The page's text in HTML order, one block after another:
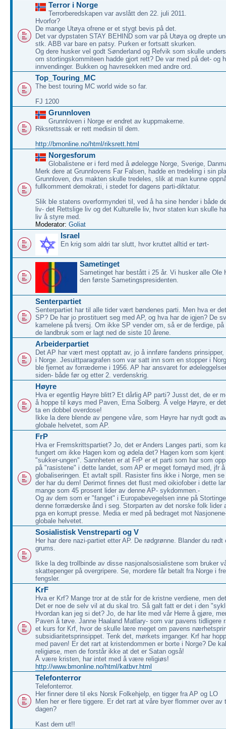
Terror i Norge
Terrorberedskapen var avslått den 22. juli 2011.
Hvorfor?
De mange Utøya ofrene er et stygt bevis på det.
Det var dypstaten STAY BEHIND som var på Utøya og drepte
stk. ABB var bare en patsy. Purken er fortsatt skurken.
Og dere husker vel godt Sønderland og Refvik som skulle
om stortingskommiteen hadde gjort rett? De var med på det- og
innvendinger. Bukken og havresekken med andre ord.
Top_Touring_MC
The best touring MC world wide so far.
FJ 1200
Grunnloven
Grunnloven i Norge er endret av kuppmakerne.
Riksrettssak er rett medisin til dem.
http://bmonline.no/html/riksrett.html
Norgesforum
Globalistene er i ferd med å ødelegge Norge, Sverige,
Merk dere at Grunnlovens Far Falsen, hadde en tredeling i sin
Grunnloven, dvs makten skulle tredeles, slik at man kunne
fullkomment demokrati, i stedet for dagens parti-diktatur.
Slik ble statens overformynderi til, ved å ha sine hender i både
liv- det Rettslige liv og det Kulturelle liv, hvor staten kun skulle
liv å styre med.
Moderator: Goliat
Israel
En krig som aldri tar slutt, hvor kruttet alltid er tørt-
Sametinget
Sametinget har bestått i 25 år. Vi husker alle Ole
den første Sametingspresidenten.
Senterpartiet
Senterpartiet har til alle tider vært bøndenes parti. Men hva er
SP? De har jo prostituert seg med AP, og hva har de igjen? De
kamelene på tversj. Om ikke SP vender om, så er de ferdige, på
de landbruk som er lagt ned de siste 10 årene.
Arbeiderpartiet
Det AP har vært mest opptatt av, jo å innføre fandens prinsipper,
i Norge. Jesuittparagrafen som var satt inn som en stopper i
ble fjernet av forræderne i 1956. AP har ansvaret for
siden- både før og etter 2. verdenskrig.
Høyre
Hva er egentlig Høyre blitt? Et dårlig AP parti? Jusst det, de er
å hoppe til køys med Paven, Erna Solberg. Å velge Høyre, er
ta en dobbel overdose!
Ikke la dere blende av pengene våre, som Høyre har nydt godt
globale helvetet, som AP.
FrP
Hva er Fremskrittspartiet? Jo, det er Anders Langes parti, som
fungert om ikke Hagen kom og ødela det? Hagen kom som kjent
"sukker-ungen". Sannheten er at FrP er et parti som har som
på "rasistene" i dette landet, som AP er meget fornøyd med, jfr
globaliseringen. Et avtalt spill. Rasister fins ikke i Norge, men
der har du dem! Derimot finnes det flust med oikiofober i dette
mange som 45 prosent lider av denne AP- sykdommen.-
Og av dem som er "fanget" i Europabevegelsen inne på
denne forræderske ånd i seg. Storparten av det norske folk lider
pga en korrupt presse. Media er med på bedraget mot
globale helvetet.
Sosialistisk Venstreparti og V
Her har dere nazi-partiet etter AP. De rødgrønne. Blander du rødt
grums.
Ikke la deg trollbinde av disse nasjonalsosialistene som bruker
skattepenger på overgripere. Se, mordere får betalt fra Norge i
fengsler.
KrF
Hva er Krf? Mange tror at de står for de kristne verdiene, men
Det er noe de selv vil at du skal tro. Så galt fatt er det i den
Hvordan kan jeg si det? Jo, de har lite med vår Herre å gjøre,
Paven å tøve. Janne Haaland Matlary- som var pavens tidligere
et kurs for Krf, hvor de skulle lære meget om pavens
subsidiaritetsprinsippet. Tenk det, mørkets irrganger. Krf har
med paven! Er det rart at kristendommen er borte i Norge? De
religiøse, men de forstår ikke at det er Satan også!
Å være kristen, har intet med å være religiøs!
http://www.bmonline.no/html/katbvr.html
Telefonterror
Telefonterror.
Her finner dere til eks Norsk Folkehjelp, en tigger fra AP og LO
Men her er flere tiggere. Er det rart at våre byer flommer over av
dagen?
Kast dem ut!!